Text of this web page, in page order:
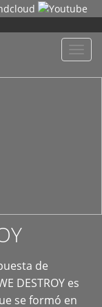
de
DESTROY es
se formó en